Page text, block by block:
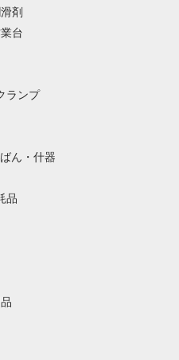
剤
台
ランプ
ん・什器
品